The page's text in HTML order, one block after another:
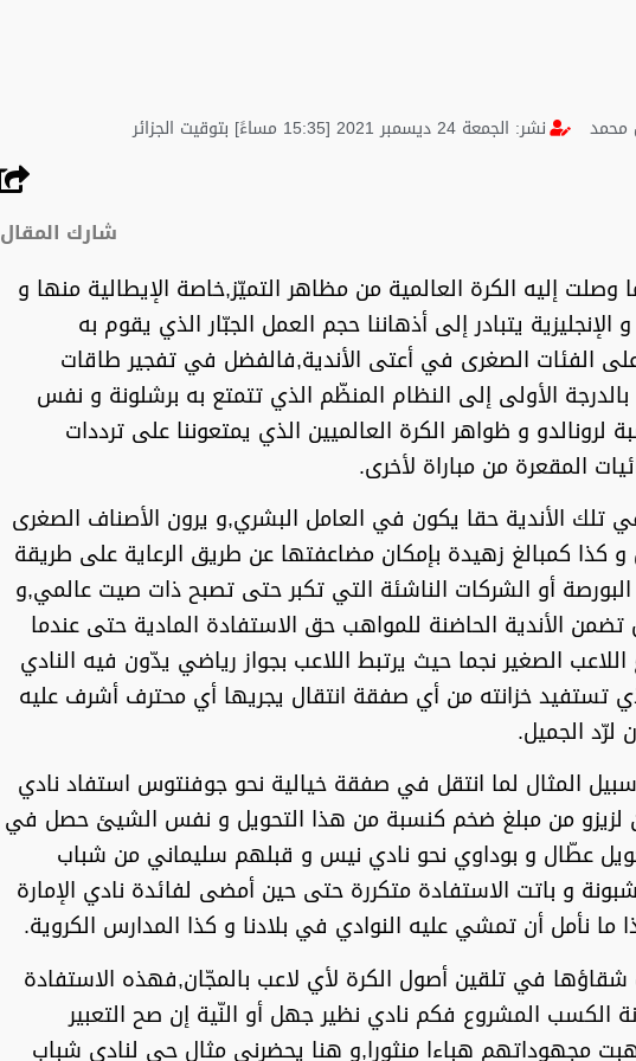
محمد نشر: الجمعة 24 ديسمبر 2021 [15:35 مساءً] بتوقيت الجزائر
شارك المقال
وصلت إليه الكرة العالمية من مظاهر التميّز,خاصة الإيطالية منها و
و الإنجليزية يتبادر إلى أذهاننا حجم العمل الجبّار الذي يقوم به
الفئات الصغرى في أعتى الأندية,فالفضل في تفجير طاقات
الأولى إلى النظام المنظّم الذي تتمتع به برشلونة و نفس
لرونالدو و ظواهر الكرة العالميين الذي يمتعوننا على ترددات
المقعرة من مباراة لأخرى.
تلك الأندية حقا يكون في العامل البشري,و يرون الأصناف الصغرى
و كذا كمبالغ زهيدة بإمكان مضاعفتها عن طريق الرعاية على طريقة
أو الشركات الناشئة التي تكبر حتى تصبح ذات صيت عالمي,و
تضمن الأندية الحاضنة للمواهب حق الاستفادة المادية حتى عندما
الصغير نجما حيث يرتبط اللاعب بجواز رياضي يدّون فيه النادي
تستفيد خزانته من أي صفقة انتقال يجريها أي محترف أشرف عليه
لرّد الجميل.
المثال لما انتقل في صفقة خيالية نحو جوفنتوس استفاد نادي
لزيزو من مبلغ ضخم كنسبة من هذا التحويل و نفس الشيئ حصل في
تحويل عطّال و بوداوي نحو نادي نيس و قبلهم سليماني من شباب
و باتت الاستفادة متكررة حتى حين أمضى لفائدة نادي الإمارة
ما نأمل أن تمشي عليه النوادي في بلادنا و كذا المدارس الكروية.
في تلقين أصول الكرة لأي لاعب بالمجّان,فهذه الاستفادة
الكسب المشروع فكم نادي نظير جهل أو النّية إن صح التعبير
مجهوداتهم هباءا منثورا,و هنا يحضرني مثال حي لنادي شباب